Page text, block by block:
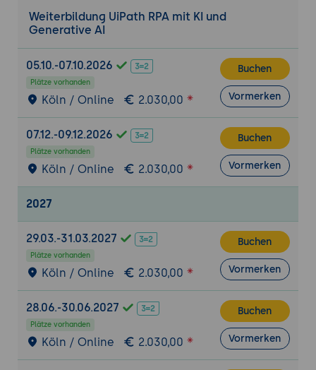
innerhalb von RPA
6. UiPath Document Understanding
Klassifizierung von Dokumenten (z.B.
Rechnungen, Ausweise, Verträge)
KI-gestützte Datenextraktion mit
optionalen Validierungsschritten
Training eigener Machine Learning
Modelle im AI Center (Einordnung und
Möglichkeiten)
7. Der Orchestrator: Zentrale Steuerung &
Governance
Management von Assets, Queues und
Credentials
Scheduling: Planung und Steuerung von
Ausführungen
Monitoring und Logging: Transparenz über
alle Automationen
8. Prozessanalyse mit Task & Process Mining
Identifikation von Flaschenhälsen durch
Weiterbildung UiPath RPA mit KI und
Generative AI
05.10.-07.10.2026
Plätze vorhanden
Köln / Online 2.030,00
Buchen
Vormerken
07.12.-09.12.2026
Plätze vorhanden
Köln / Online 2.030,00
Buchen
Vormerken
2027
29.03.-31.03.2027
Plätze vorhanden
Köln / Online 2.030,00
Buchen
Vormerken
28.06.-30.06.2027
Plätze vorhanden
Köln / Online 2.030,00
Buchen
Vormerken